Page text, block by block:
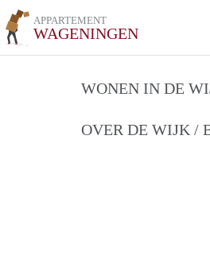
APPARTEMENT
WAGENINGEN
WONEN IN DE
OVER DE WIJK /